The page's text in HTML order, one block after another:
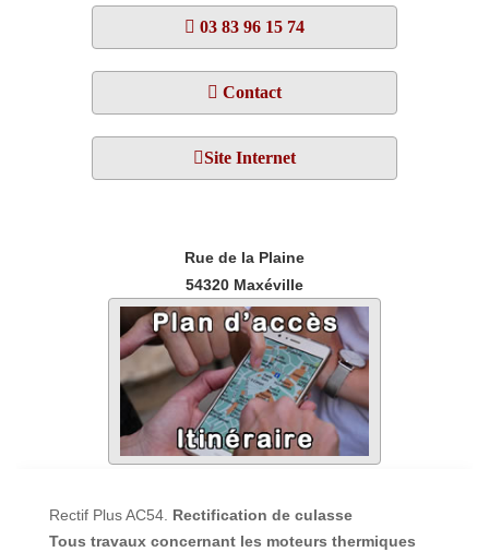
03 83 96 15 74
Contact
Site Internet
Rue de la Plaine
54320 Maxéville
Rectif Plus AC54. Rectification de culasse
Tous travaux concernant les moteurs thermiques